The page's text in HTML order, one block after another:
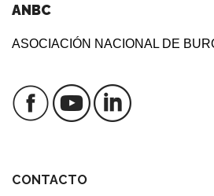
ANBC
ASOCIACIÓN NACIONAL DE
CONTACTO